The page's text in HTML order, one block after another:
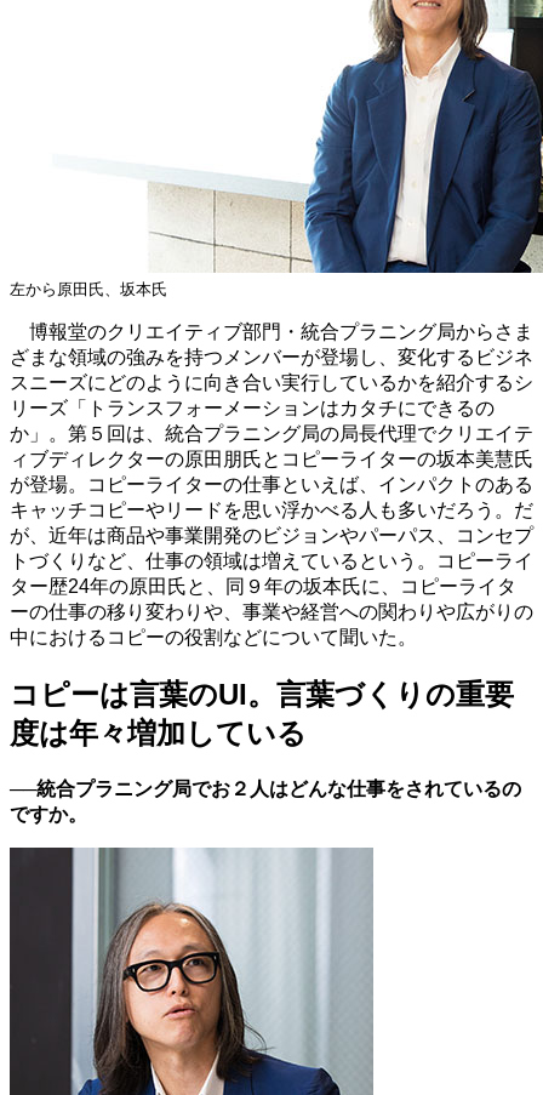
左から原田氏、坂本氏
博報堂のクリエイティブ部門・統合プラニング局からさま
ざまな領域の強みを持つメンバーが登場し、変化するビジネ
スニーズにどのように向き合い実行しているかを紹介するシ
リーズ「トランスフォーメーションはカタチにできるの
か」。第５回は、統合プラニング局の局長代理でクリエイテ
ィブディレクターの原田朋氏とコピーライターの坂本美慧氏
が登場。コピーライターの仕事といえば、インパクトのある
キャッチコピーやリードを思い浮かべる人も多いだろう。だ
が、近年は商品や事業開発のビジョンやパーパス、コンセプ
トづくりなど、仕事の領域は増えているという。コピーライ
ター歴24年の原田氏と、同９年の坂本氏に、コピーライタ
ーの仕事の移り変わりや、事業や経営への関わりや広がりの
中におけるコピーの役割などについて聞いた。
コピーは言葉のUI。言葉づくりの重要
度は年々増加している
──統合プラニング局でお２人はどんな仕事をされているの
ですか。